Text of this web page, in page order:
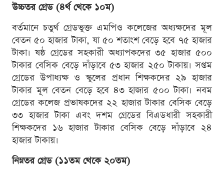
উচ্চতর গ্রেড (৪র্থ থেকে ১০ম)
বর্তমানে চতুর্থ গ্রেডভুক্ত এমপিও কলেজের অধ্যক্ষদের মূল
বেতন ৫০ হাজার টাকা, যা ৫০ শতাংশ বেড়ে হবে ৭৫ হাজার
টাকা। ষষ্ঠ গ্রেডের সহকারী অধ্যাপকদের ৩৫ হাজার ৫০০
টাকার বেসিক বেড়ে দাঁড়াবে ৫৩ হাজার ২৫০ টাকায়। সপ্তম
গ্রেডের উপাধ্যক্ষ ও স্কুলের প্রধান শিক্ষকদের ২৯ হাজার
টাকার মূল বেতন বেড়ে হবে ৪৩ হাজার ৫০০ টাকা। নবম
গ্রেডের কলেজ প্রভাষকদের ২২ হাজার টাকার বেসিক বেড়ে
৩৩ হাজার টাকা এবং দশম গ্রেডের বিএডধারী সহকারী
শিক্ষকদের ১৬ হাজার টাকার বেসিক বেড়ে দাঁড়াবে ২৪
হাজার টাকায়।
নিম্নতর গ্রেড (১১তম থেকে ২০তম)